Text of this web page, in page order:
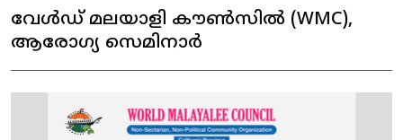
വേൾഡ് മലയാളി കൗൺസിൽ (WMC),
ആരോഗ്യ സെമിനാർ